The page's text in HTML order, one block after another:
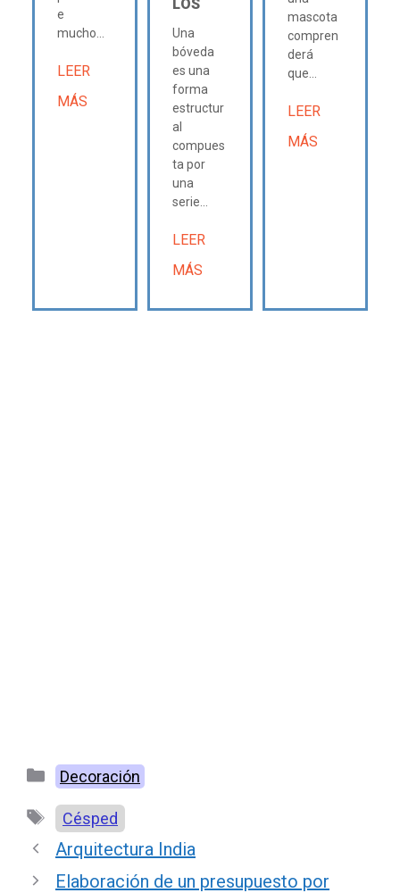
e
mucho...
LEER
MÁS
LOS
Una
bóveda
es una
forma
estructur
al
compues
ta por
una
serie...
LEER
MÁS
mascota
compren
derá
que...
LEER
MÁS
Categorías
Decoración
Etiquetas
Césped
Arquitectura India
Elaboración de un presupuesto por